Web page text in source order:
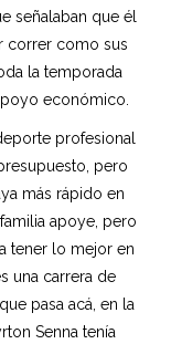
señalaban que él
correr como sus
la temporada
económico.
profesional
pero
más rápido en
apoye, pero
tener lo mejor en
una carrera de
pasa acá, en la
Senna tenía